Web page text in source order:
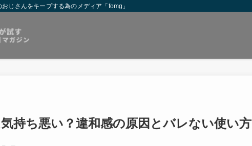
じさんをキープする為のメディア「fomg」
持ち悪い？違和感の原因とバレない使い方